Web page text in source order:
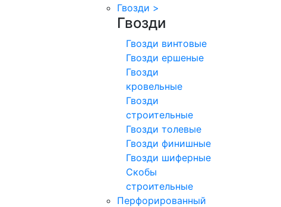
Гвозди >
Гвозди
Гвозди винтовые
Гвозди ершеные
Гвозди
кровельные
Гвозди
строительные
Гвозди толевые
Гвозди финишные
Гвозди шиферные
Скобы
строительные
Перфорированный